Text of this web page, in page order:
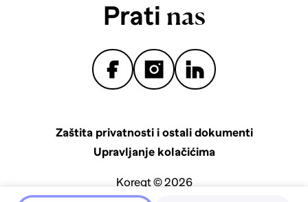
Prati nas
Zaštita privatnosti i ostali dokumenti
Upravljanje kolačićima
Koreqt © 2026